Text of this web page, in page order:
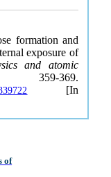
formation and
exposure of
and atomic
369.
[In
of